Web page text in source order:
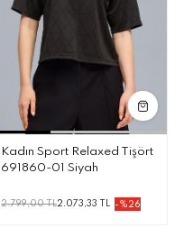
Kadın Sport Relaxed Tişört
691860-01 Siyah
2.799,00 TL2.073,33 TL -%26